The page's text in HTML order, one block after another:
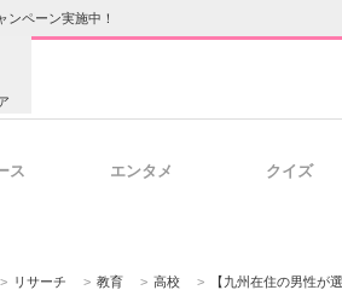
ンペーン実施中！
ス エンタメ クイズ
> リサーチ > 教育 > 高校 > 【九州在住の男性が選ぶ】子